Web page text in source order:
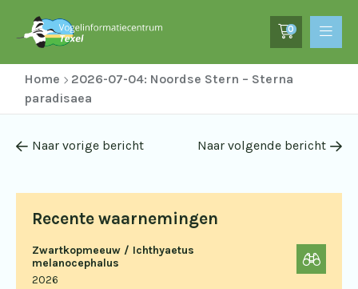
0
Home
2026-07-04: Noordse Stern – Sterna
paradisaea
Recente waarnemingen
Zwartkopmeeuw / Ichthyaetus
melanocephalus
2026
Naar vorige bericht Naar volgende bericht